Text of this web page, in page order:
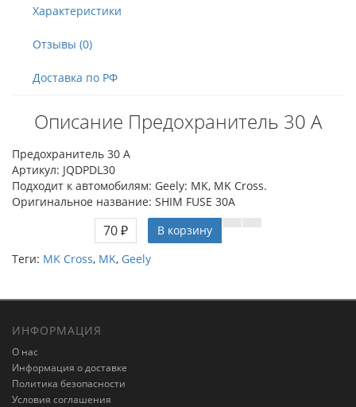
Характеристики
Отзывы (0)
Доставка по РФ
Описание Предохранитель 30 А
Предохранитель 30 А
Артикул: JQDPDL30
Подходит к автомобилям: Geely: MK, MK Cross.
Оригинальное название: SHIM FUSE 30A
70 ₽
В корзину
Теги: MK Cross, MK, Geely
ИНФОРМАЦИЯ
О нас
Информация о доставке
Политика безопасности
Условия соглашения